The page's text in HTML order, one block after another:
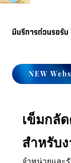
มีบรีการด่วนรอรับ
NEW
เข็มกลั
สำหรับ
จำหน่ายและ